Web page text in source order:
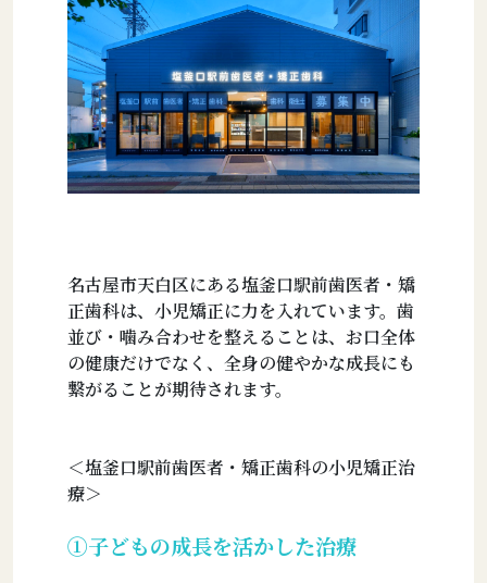
名古屋市天白区にある塩釜口駅前歯医者・矯
正歯科は、小児矯正に力を入れています。歯
並び・噛み合わせを整えることは、お口全体
の健康だけでなく、全身の健やかな成長にも
繋がることが期待されます。
＜塩釜口駅前歯医者・矯正歯科の小児矯正治
療＞
①子どもの成長を活かした治療